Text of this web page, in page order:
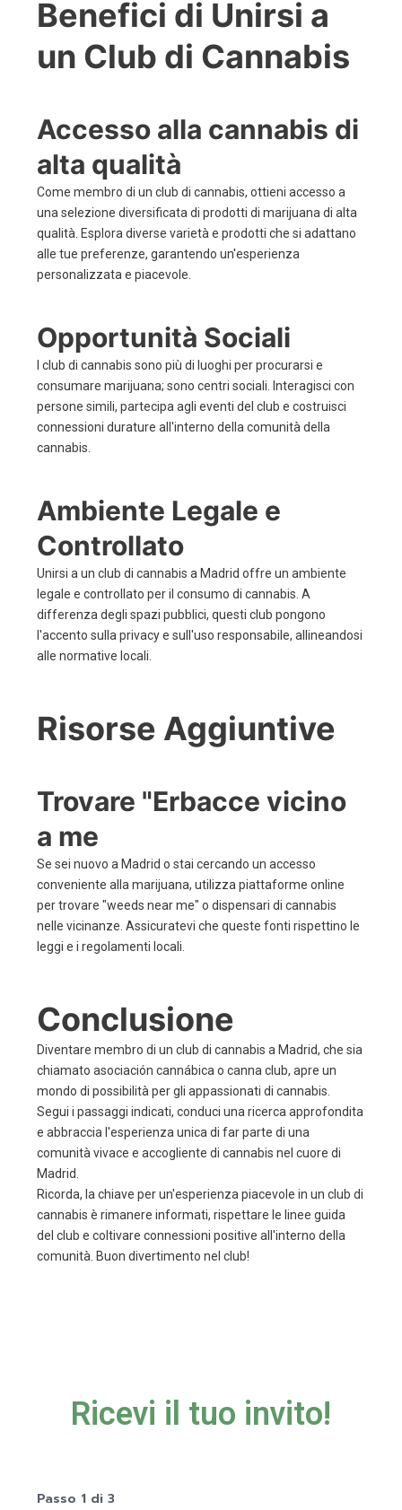
Benefici di Unirsi a
un Club di Cannabis
Accesso alla cannabis di
alta qualità
Come membro di un club di cannabis, ottieni accesso a
una selezione diversificata di prodotti di marijuana di alta
qualità. Esplora diverse varietà e prodotti che si adattano
alle tue preferenze, garantendo un'esperienza
personalizzata e piacevole.
Opportunità Sociali
I club di cannabis sono più di luoghi per procurarsi e
consumare marijuana; sono centri sociali. Interagisci con
persone simili, partecipa agli eventi del club e costruisci
connessioni durature all'interno della comunità della
cannabis.
Ambiente Legale e
Controllato
Unirsi a un club di cannabis a Madrid offre un ambiente
legale e controllato per il consumo di cannabis. A
differenza degli spazi pubblici, questi club pongono
l'accento sulla privacy e sull'uso responsabile, allineandosi
alle normative locali.
Risorse Aggiuntive
Trovare "Erbacce vicino
a me
Se sei nuovo a Madrid o stai cercando un accesso
conveniente alla marijuana, utilizza piattaforme online
per trovare "weeds near me" o dispensari di cannabis
nelle vicinanze. Assicuratevi che queste fonti rispettino le
leggi e i regolamenti locali.
Conclusione
Diventare membro di un club di cannabis a Madrid, che sia
chiamato asociación cannábica o canna club, apre un
mondo di possibilità per gli appassionati di cannabis.
Segui i passaggi indicati, conduci una ricerca approfondita
e abbraccia l'esperienza unica di far parte di una
comunità vivace e accogliente di cannabis nel cuore di
Madrid.
Ricorda, la chiave per un'esperienza piacevole in un club di
cannabis è rimanere informati, rispettare le linee guida
del club e coltivare connessioni positive all'interno della
comunità. Buon divertimento nel club!
Ricevi il tuo invito!
Passo 1 di3